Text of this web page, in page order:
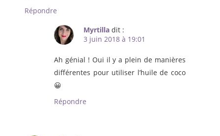
Répondre
Myrtilla dit :
3 juin 2018 à 19:01
Ah génial ! Oui il y a plein de manières
différentes pour utiliser l’huile de coco
😀
Répondre